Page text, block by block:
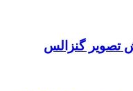
تصویر گنزالس